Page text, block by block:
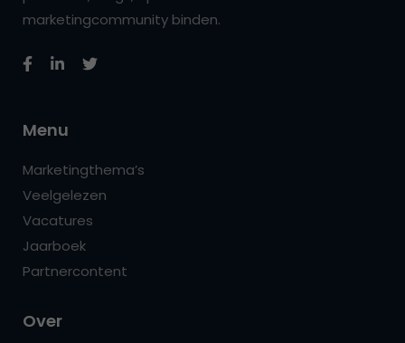
marketingcommunity binden.
Menu
Marketingthema’s
Veelgelezen
Vacatures
Jaarboek
Partnercontent
Over